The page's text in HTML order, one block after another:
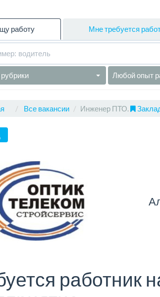
работу Мне требуется
Любой опыт
Все вакансии Инженер ПТО.
работник